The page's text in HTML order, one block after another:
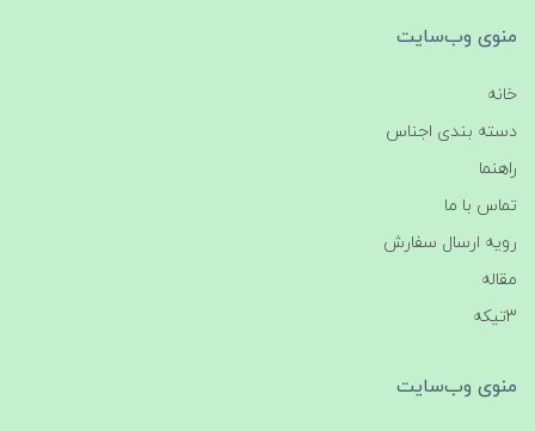
منوی وب‌سایت
خانه
دسته بندی اجناس
راهنما
تماس با ما
رویه ارسال سفارش
مقاله
3تیکه
منوی وب‌سایت